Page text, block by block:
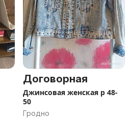
Договорная
Джинсовая женская р 48-
50
Гродно